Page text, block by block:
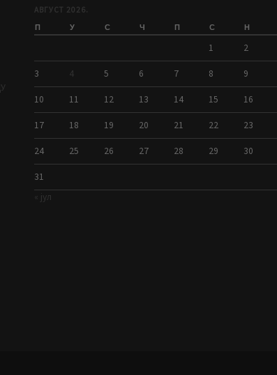
АВГУСТ 2026.
П У С Ч П С Н
1 2
3 4 5 6 7 8 9
10 11 12 13 14 15 16
17 18 19 20 21 22 23
24 25 26 27 28 29 30
31
« јул